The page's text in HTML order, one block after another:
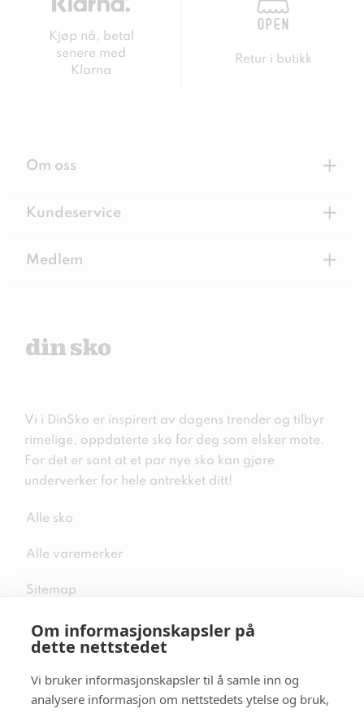
Om informasjonskapsler på
dette nettstedet
Vi bruker informasjonskapsler til å samle inn og
analysere informasjon om nettstedets ytelse og bruk,
Kjøp nå, betal
senere med
Klarna
Retur i butikk
Om oss +
Kundeservice +
Medlem +
Vi i DinSko er inspirert av dagens trender og tilbyr
rimelige, oppdaterte sko for deg som elsker mote.
For det er sant at et par nye sko kan gjøre
underverker for hele antrekket ditt!
Alle sko
Alle varemerker
Sitemap
Følg oss i sosiale medier